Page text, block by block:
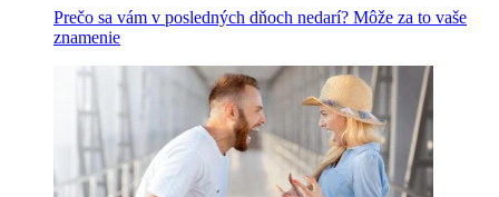
Prečo sa vám v posledných dňoch nedarí? Môže za to vaše
znamenie